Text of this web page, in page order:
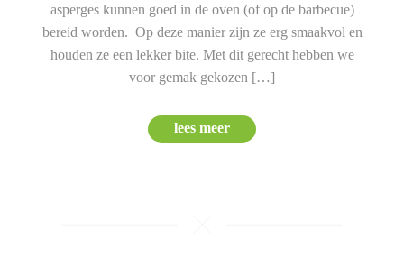
asperges kunnen goed in de oven (of op de barbecue)
bereid worden. Op deze manier zijn ze erg smaakvol en
houden ze een lekker bite. Met dit gerecht hebben we
voor gemak gekozen […]
lees meer